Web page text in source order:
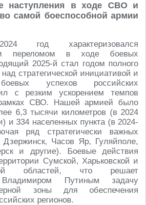
наступления в ходе СВО и
самой боеспособной армии
год характеризовался
переломом в ходе боевых
2025-й стал годом полного
стратегической инициативой и
успехов российских
с резким ускорением темпов
СВО. Нашей армией было
6,3 тысячи километров (в 2024
и 334 населенных пункта (в 2024-
ряд стратегически важных
Дзержинск, Часов Яр, Гуляйполе,
и другие). Боевые действия
Сумской, Харьковской и
областей, что решает
Владимиром Путиным задачу
зоны для обеспечения
регионов.